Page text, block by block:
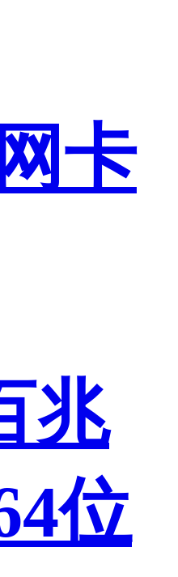
网卡
兆
位